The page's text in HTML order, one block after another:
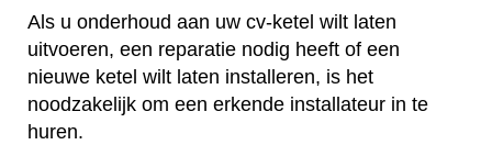
Als u onderhoud aan uw cv-ketel wilt laten
uitvoeren, een reparatie nodig heeft of een
nieuwe ketel wilt laten installeren, is het
noodzakelijk om een erkende installateur in te
huren.